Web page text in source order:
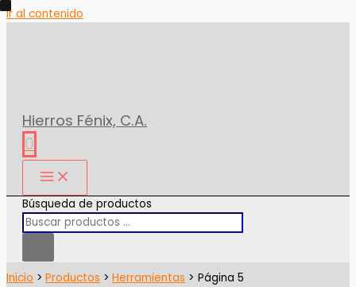
Ir al contenido
Hierros Fénix, C.A.
0
Búsqueda de productos
Inicio Productos Herramientas Página 5